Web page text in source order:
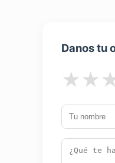
Danos tu
★
★